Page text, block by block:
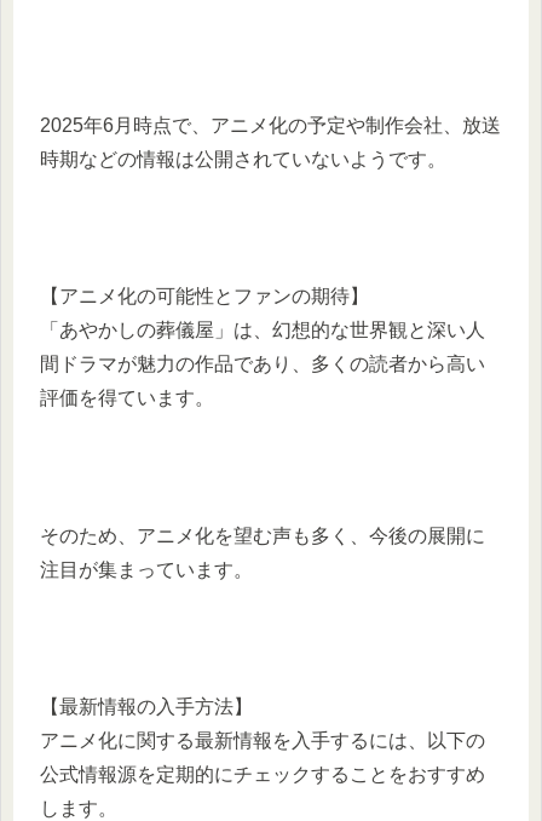
2025年6月時点で、アニメ化の予定や制作会社、放送
時期などの情報は公開されていないようです。
【アニメ化の可能性とファンの期待】
「あやかしの葬儀屋」は、幻想的な世界観と深い人
間ドラマが魅力の作品であり、多くの読者から高い
評価を得ています。
そのため、アニメ化を望む声も多く、今後の展開に
注目が集まっています。
【最新情報の入手方法】
アニメ化に関する最新情報を入手するには、以下の
公式情報源を定期的にチェックすることをおすすめ
します。